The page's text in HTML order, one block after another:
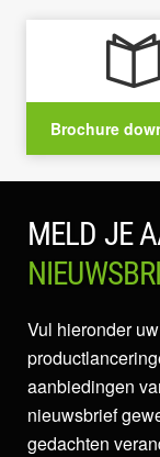
Brochure
MELD JE
Vul hieronder
aanbiedingen
nieuwsbrief
gedachten